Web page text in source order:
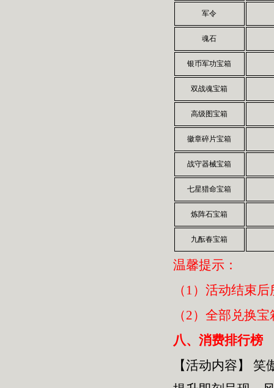
军令
魂石
银币军功宝箱
双战魂宝箱
高级图宝箱
徽章碎片宝箱
战守器械宝箱
七星猎命宝箱
炼阵石宝箱
九酝春宝箱
温馨提示：
（1）活动结束
（2）全部兑换
八、消费排行榜
【活动内容】
笑